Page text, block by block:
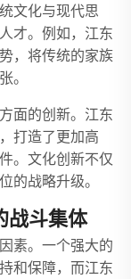
文化与现代思
才。例如，江东
，将传统的家族
。
面的创新。江东
打造了更加高
。文化创新不仅
的战略升级。
战斗集体
素。一个强大的
和保障，而江东